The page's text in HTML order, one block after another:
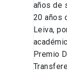
años de
20 años
Leiva,
Premio